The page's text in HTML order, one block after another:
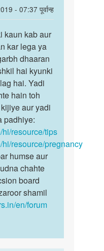
- 07:37 पूर्वान्ह
kaun kab aur
kar lega ya
dhaaran
hai kyunki
hai. Yadi
hain toh
aur yadi
padhiye:
hi/resource/tips
resource/pregnancy
humse aur
chahte
board
shamil
en/forum